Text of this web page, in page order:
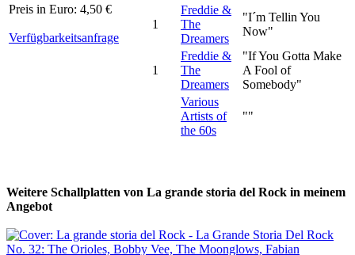
Preis in Euro: 4,50 €
Verfügbarkeitsanfrage
1
Freddie &
The
Dreamers
"I´m Tellin You
Now"
1
Freddie &
The
Dreamers
"If You Gotta Make
A Fool of
Somebody"
Various
Artists of
the 60s
""
Weitere Schallplatten von La grande storia del Rock in meinem
Angebot